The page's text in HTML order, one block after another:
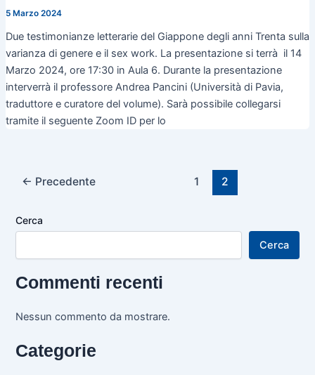
5 Marzo 2024
Due testimonianze letterarie del Giappone degli anni Trenta sulla
varianza di genere e il sex work. La presentazione si terrà il 14
Marzo 2024, ore 17:30 in Aula 6. Durante la presentazione
interverrà il professore Andrea Pancini (Università di Pavia,
traduttore e curatore del volume). Sarà possibile collegarsi
tramite il seguente Zoom ID per lo
← Precedente 1 2
Cerca
Cerca
Commenti recenti
Nessun commento da mostrare.
Categorie